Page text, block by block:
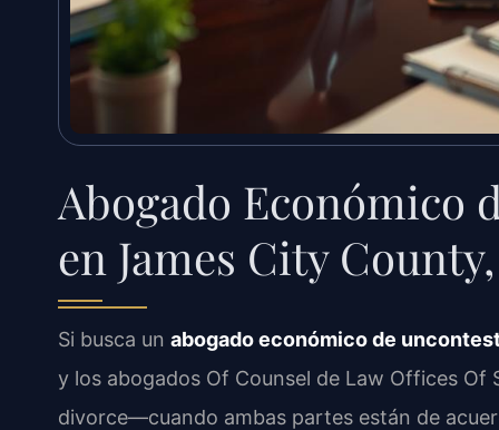
Abogado Económico
en James City
Si busca un abogado económico de
y los abogados Of Counsel de Law Offices Of
divorce—cuando ambas partes están de